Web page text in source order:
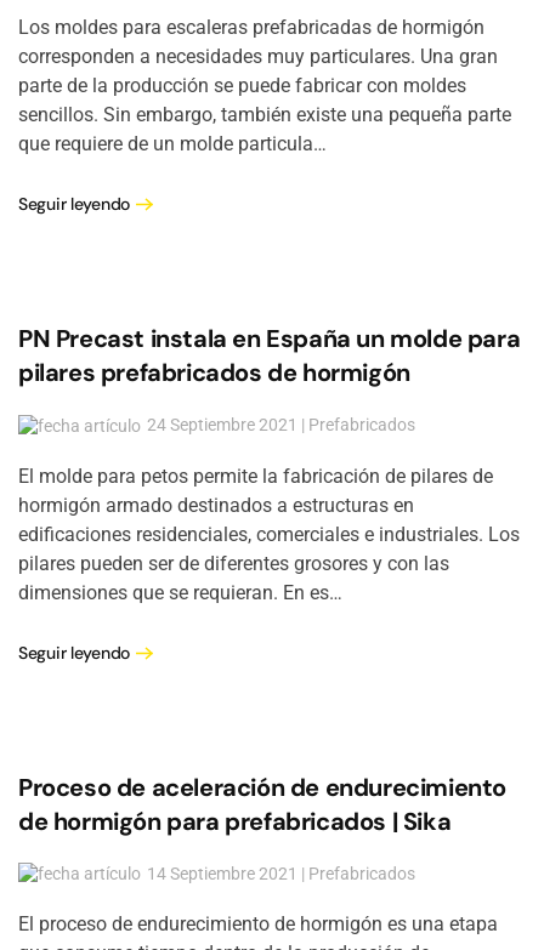
Los moldes para escaleras prefabricadas de hormigón
corresponden a necesidades muy particulares. Una gran
parte de la producción se puede fabricar con moldes
sencillos. Sin embargo, también existe una pequeña parte
que requiere de un molde particula…
Seguir leyendo
PN Precast instala en España un molde para
pilares prefabricados de hormigón
24 Septiembre 2021 | Prefabricados
El molde para petos permite la fabricación de pilares de
hormigón armado destinados a estructuras en
edificaciones residenciales, comerciales e industriales. Los
pilares pueden ser de diferentes grosores y con las
dimensiones que se requieran. En es…
Seguir leyendo
Proceso de aceleración de endurecimiento
de hormigón para prefabricados | Sika
14 Septiembre 2021 | Prefabricados
El proceso de endurecimiento de hormigón es una etapa